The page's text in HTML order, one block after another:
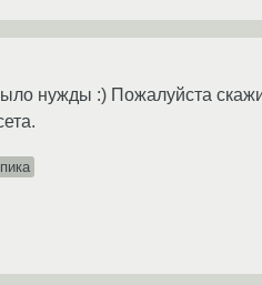
нужды :) Пожалуйста